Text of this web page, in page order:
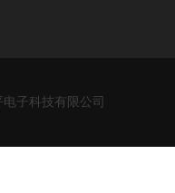
子科技有限公司